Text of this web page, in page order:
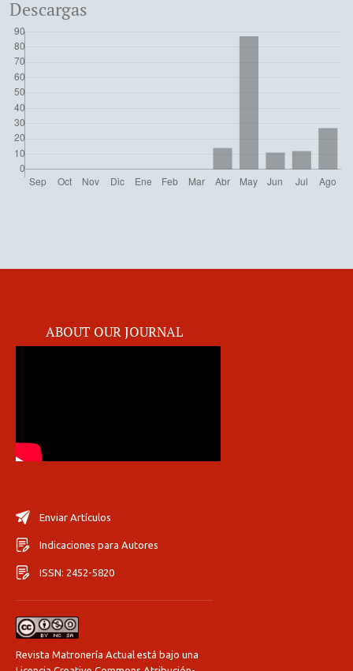
Descargas
ABOUT OUR JOURNAL
Enviar Artículos
Indicaciones para Autores
ISSN: 2452-5820
Revista Matronería Actual está bajo una